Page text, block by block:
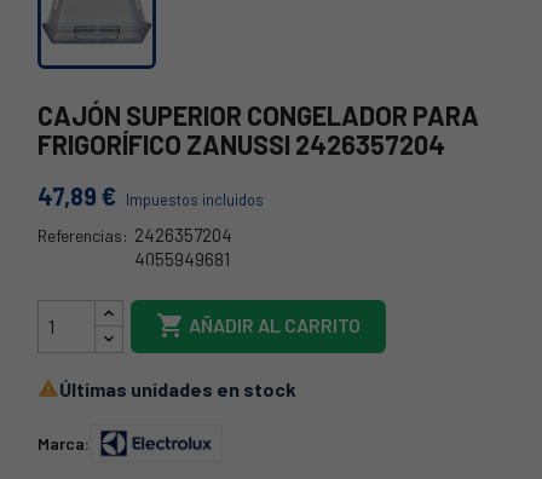
CAJÓN SUPERIOR CONGELADOR PARA
FRIGORÍFICO ZANUSSI 2426357204
47,89 € Impuestos incluidos
Referencias: 2426357204
4055949681
EX-2426357204
 AÑADIR AL CARRITO
Últimas unidades en stock
Marca: